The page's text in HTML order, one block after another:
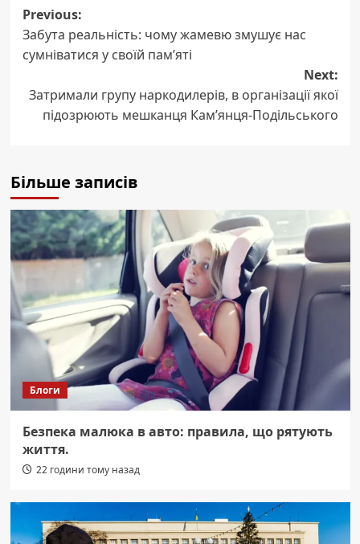
Post
navigation
Previous:
Забута реальність: чому жамевю змушує нас
сумніватися у своїй пам’яті
Next:
Затримали групу наркодилерів, в організації якої
підозрюють мешканця Кам’янця-Подільського
Більше записів
Блоги
Безпека малюка в авто: правила, що рятують
життя.
22 години тому назад